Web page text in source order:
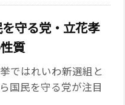
守る党・立花孝
質
ではれいわ新選組と
国民を守る党が注目